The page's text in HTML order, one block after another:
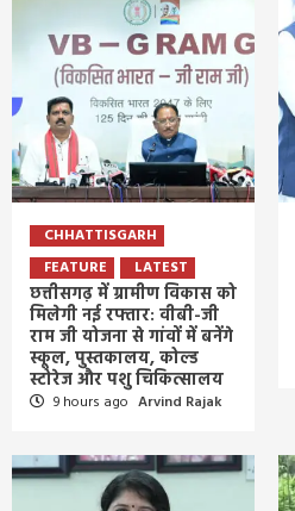
CHHATTISGARH
FEATURE
LATEST
छत्तीसगढ़ में ग्रामीण विकास को
मिलेगी नई रफ्तार: वीबी-जी
राम जी योजना से गांवों में बनेंगे
स्कूल, पुस्तकालय, कोल्ड
स्टोरेज और पशु चिकित्सालय
9 hours ago Arvind Rajak